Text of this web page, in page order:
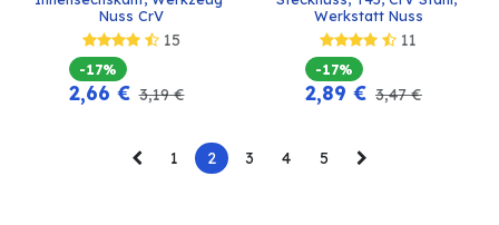
Nuss CrV
15
-17%
2,66 € 3,19€
Werkstatt Nuss
11
-17%
2,89 € 3,47€
1 2 3 4 5